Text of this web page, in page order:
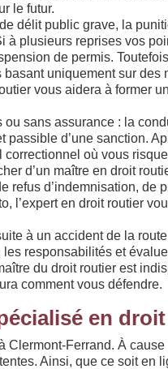
le futur.
délit public grave, la
à plusieurs reprises vos
de permis.
uniquement sur des
vous aidera à former
sans assurance : la
d’une sanction.
où vous
d’un maître en droit
refus d’indemnisation, de
l’expert en droit routier
à un accident de la
responsabilités et
du droit routier est
comment vous défendre.
en
Clermont-Ferrand. À
Ainsi, que ce soit en